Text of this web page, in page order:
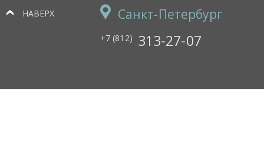
НАВЕРХ Санкт-Петербург
+7 (812) 313-27-07